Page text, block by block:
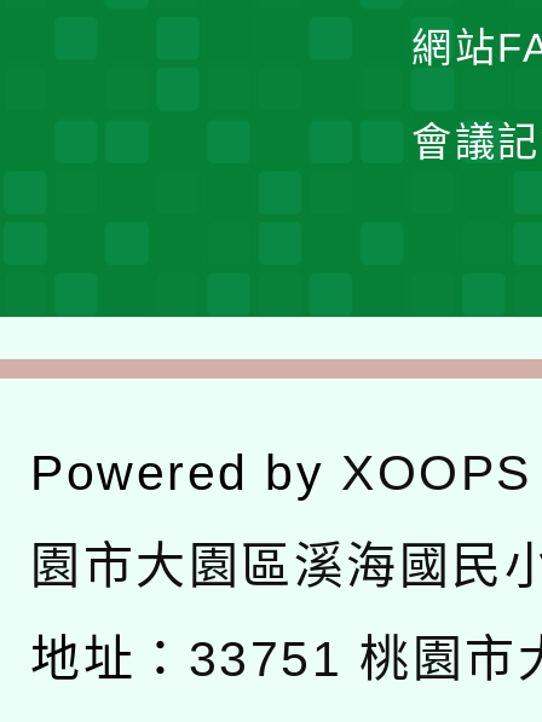
網站
會議
Powered by XOOPS
園市大園區溪海國民
地址： 33751 桃園市